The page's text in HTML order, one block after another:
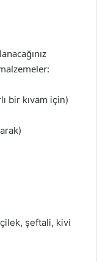
bir kıvam için)
şeftali, kivi